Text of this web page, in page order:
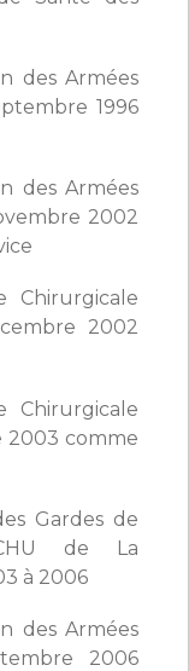
des Armées
1996
des Armées
2002
2002
2003 comme
Gardes de
de La
à 2006
des Armées
2006